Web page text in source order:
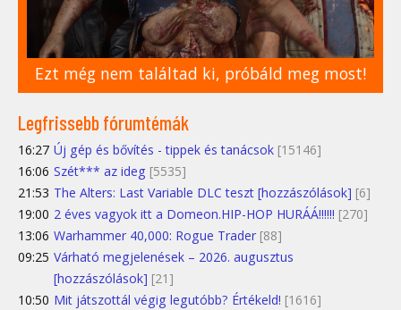
Ezt még nem találtad ki, próbáld meg most!
Legfrissebb fórumtémák
16:27 Új gép és bővítés - tippek és tanácsok [15146]
16:06 Szét*** az ideg [5535]
21:53 The Alters: Last Variable DLC teszt [hozzászólások] [6]
19:00 2 éves vagyok itt a Domeon.HIP-HOP HURÁÁ!!!!!! [270]
13:06 Warhammer 40,000: Rogue Trader [88]
09:25 Várható megjelenések – 2026. augusztus
[hozzászólások] [21]
10:50 Mit játszottál végig legutóbb? Értékeld! [1616]